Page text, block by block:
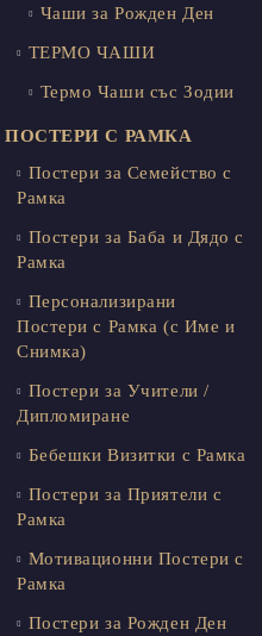
Чаши за Рожден Ден
ТЕРМО ЧАШИ
Термо Чаши със Зодии
ПОСТЕРИ С РАМКА
Постери за Семейство с
Рамка
Постери за Баба и Дядо с
Рамка
Персонализирани
Постери с Рамка (с Име и
Снимка)
Постери за Учители /
Дипломиране
Бебешки Визитки с Рамка
Постери за Приятели с
Рамка
Мотивационни Постери с
Рамка
Постери за Рожден Ден